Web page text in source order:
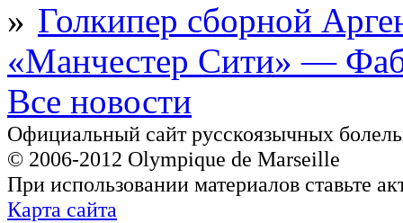
Голкипер сборной
«Манчестер Сити» —
Все новости
Официальный сайт русскоязычных
© 2006-2012 Olympique de Marseille
При использовании материалов ставьте
Карта сайта